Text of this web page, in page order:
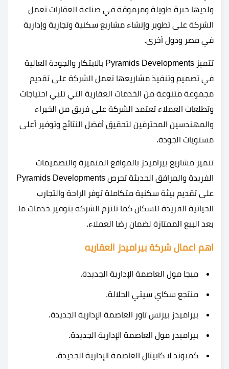
ولديها خبرة طويلة ومرموقة في صناعة العقارات تعمل
الشركة على تطوير وإنشاء مشاريع سكنية وتجارية وإدارية
في مصر ودول أخرى.
تتميز Pyramids Developments بالابتكار والجودة العالية
في تصميم وتنفيذ مشاريعها تعمل الشركة على تقديم
مجموعة متنوعة من الخدمات العقارية التي تلبي احتياجات
وتطلعات العملاء تعتمد الشركة على فريق من الخبراء
والمهندسين المحترفين لتحقيق أفضل النتائج وتوفير أعلى
مستويات الجودة.
تتميز مشاريع بيراميدز بالمواقع المتميزة والتصميمات
الفريدة والمرافق الحديثة تحرص Pyramids Developments
على تقديم بيئة سكنية متكاملة توفر الراحة والتجارب
الحياتية الفريدة للسكان كما تلتزم الشركة بتوفير خدمات ما
بعد البيع الممتازة لضمان رضا العملاء.
اهم اعمال شركة بيراميدز العقاريه
ميجا مول العاصمة الإدارية الجديدة.
منتجع سكاي سيتي الجلالة.
بيراميدز بيزنس تاور العاصمة الإدارية الجديدة.
بيراميدز مول العاصمة الإدارية الجديدة.
كمبوند لا كابيتال العاصمة الإدارية الجديدة.